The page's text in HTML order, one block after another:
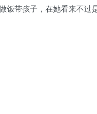
饭带孩子，在她看来不过